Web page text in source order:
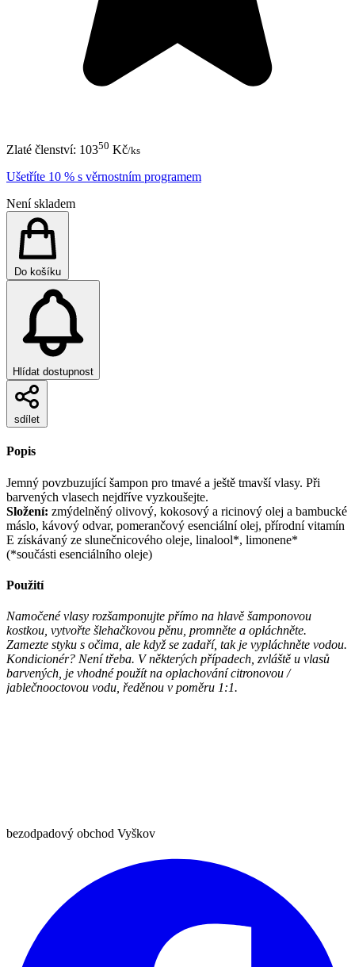
Zlaté členství: 10350 Kč/ks
Ušetříte 10 % s věrnostním programem
Není skladem
Do košíku
Hlídat dostupnost
sdílet
Popis
Jemný povzbuzující šampon pro tmavé a ještě tmavší vlasy. Při
barvených vlasech nejdříve vyzkoušejte.
Složení: zmýdelněný olivový, kokosový a ricinový olej a bambucké
máslo, kávový odvar, pomerančový esenciální olej, přírodní vitamín
E získávaný ze slunečnicového oleje, linalool*, limonene*
(*součásti esenciálního oleje)
Použití
Namočené vlasy rozšamponujte přímo na hlavě šamponovou
kostkou, vytvořte šlehačkovou pěnu, promněte a opláchněte.
Zamezte styku s očima, ale když se zadaří, tak je vypláchněte vodou.
Kondicionér? Není třeba. V některých případech, zvláště u vlasů
barvených, je vhodné použít na oplachování citronovou /
jablečnooctovou vodu, ředěnou v poměru 1:1.
bezodpadový obchod Vyškov